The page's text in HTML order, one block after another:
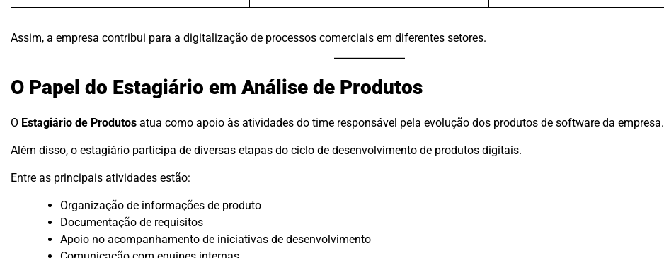
Assim, a empresa contribui para a digitalização de processos comerciais em diferentes setores.
O Papel do Estagiário em Análise de Produtos
O Estagiário de Produtos atua como apoio às atividades do time responsável pela evolução dos produtos de software da empresa.
Além disso, o estagiário participa de diversas etapas do ciclo de desenvolvimento de produtos digitais.
Entre as principais atividades estão:
Organização de informações de produto
Documentação de requisitos
Apoio no acompanhamento de iniciativas de desenvolvimento